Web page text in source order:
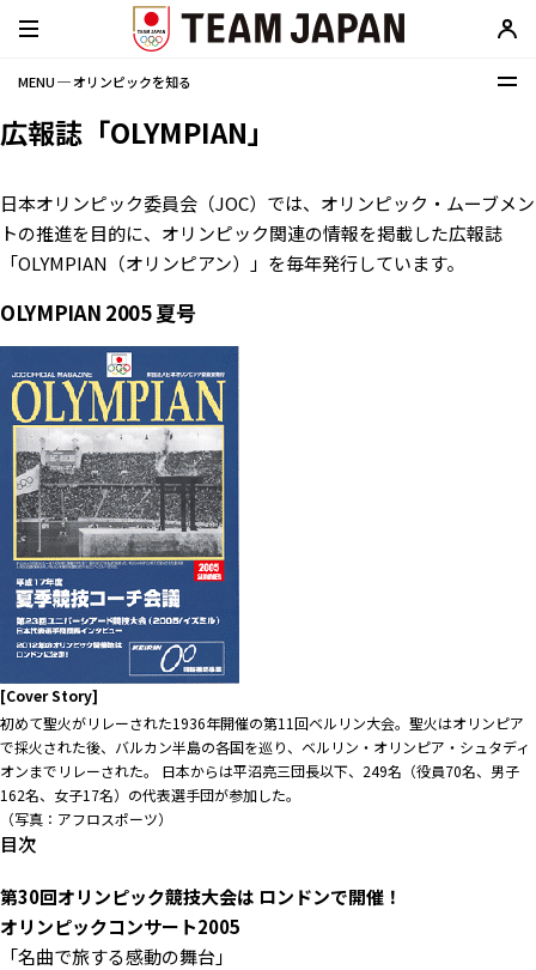
MENU ─ オリンピックを知る
広報誌「OLYMPIAN」
日本オリンピック委員会（JOC）では、オリンピック・ムーブメン
トの推進を目的に、オリンピック関連の情報を掲載した広報誌
「OLYMPIAN（オリンピアン）」を毎年発行しています。
OLYMPIAN 2005 夏号
[Cover Story]
初めて聖火がリレーされた1936年開催の第11回ベルリン大会。聖火はオリンピア
で採火された後、バルカン半島の各国を巡り、ベルリン・オリンピア・シュタディ
オンまでリレーされた。 日本からは平沼亮三団長以下、249名（役員70名、男子
162名、女子17名）の代表選手団が参加した。
（写真：アフロスポーツ）
目次
第30回オリンピック競技大会は ロンドンで開催！
オリンピックコンサート2005
「名曲で旅する感動の舞台」